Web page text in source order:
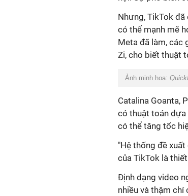
Nhưng, TikTok
có thể mạnh mẽ
Meta đã làm, các
Zi, cho biết thuật
Ảnh minh hoạ:
Catalina Goanta,
có thuật toán
có thể tăng tốc
"Hệ thống đề
của TikTok là
Định dạng video
nhiều và thậm